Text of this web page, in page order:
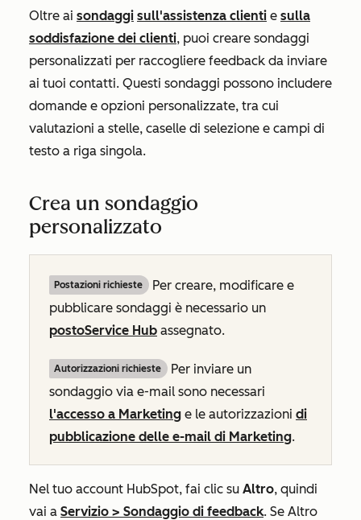
Oltre ai sondaggi sull'assistenza clienti e sulla
soddisfazione dei clienti, puoi creare sondaggi
personalizzati per raccogliere feedback da inviare
ai tuoi contatti. Questi sondaggi possono includere
domande e opzioni personalizzate, tra cui
valutazioni a stelle, caselle di selezione e campi di
testo a riga singola.
Crea un sondaggio
personalizzato
Postazioni richieste
Per creare, modificare e
pubblicare sondaggi è necessario un
postoService Hub assegnato.
Autorizzazioni richieste
Per inviare un
sondaggio via e-mail sono necessari
l'accesso a Marketing e le autorizzazioni di
pubblicazione delle e-mail di Marketing.
Nel tuo account HubSpot, fai clic su Altro, quindi
vai a Servizio > Sondaggio di feedback. Se Altro